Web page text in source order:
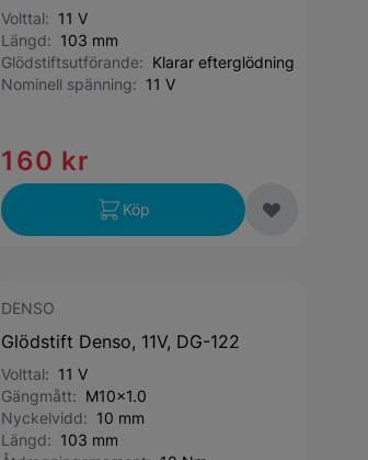
Volttal: 11 V
Längd: 103 mm
Glödstiftsutförande: Klarar efterglödning
Nominell spänning: 11 V
160 kr
Köp
DENSO
Glödstift Denso, 11V, DG-122
Volttal: 11 V
Gängmått: M10x1.0
Nyckelvidd: 10 mm
Längd: 103 mm